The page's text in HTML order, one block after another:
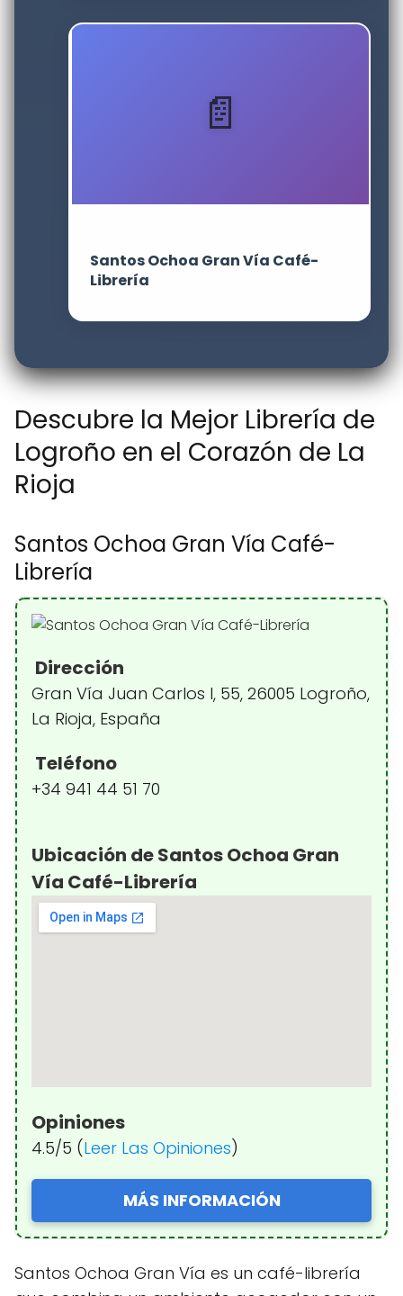
Santos Ochoa Gran Vía Café-
Librería
Descubre la Mejor Librería de
Logroño en el Corazón de La
Rioja
Santos Ochoa Gran Vía Café-
Librería
Dirección
Gran Vía Juan Carlos I, 55, 26005 Logroño,
La Rioja, España
Teléfono
+34 941 44 51 70
Ubicación de Santos Ochoa Gran
Vía Café-Librería
Opiniones
4.5/5 (Leer Las Opiniones)
MÁS INFORMACIÓN
Santos Ochoa Gran Vía es un café-librería